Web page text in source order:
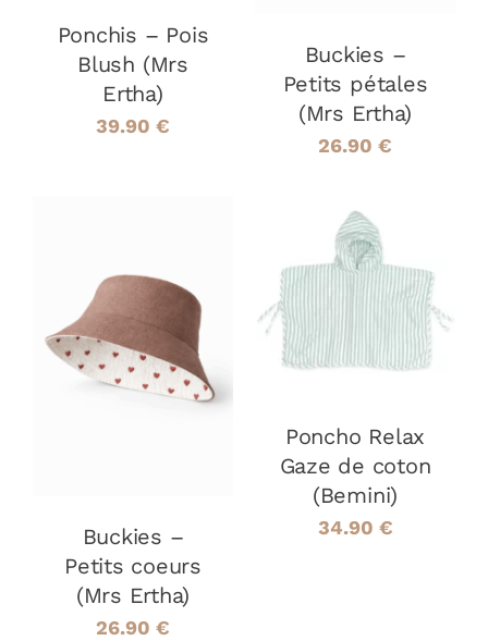
ÊTRE
CHOISIES
SUR
LA
PAGE
Ponchis – Pois
Blush (Mrs
Ertha)
39.90 €
ÊTRE
CHOISIES
SUR
LA
PAGE
Buckies –
Petits pétales
(Mrs Ertha)
26.90 €
CHOIX DES
OPTIONS
PRODUIT
A
ÊTRE
SUR
LA
PAGE
DÉTAILS
Buckies –
Petits coeurs
(Mrs Ertha)
26.90 €
AJOUTER AU
Poncho Relax
Gaze de coton
(Bemini)
34.90 €